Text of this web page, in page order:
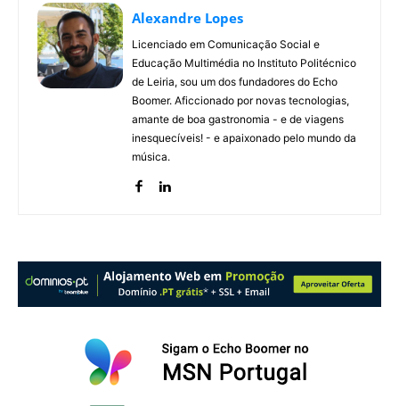
Alexandre Lopes
Licenciado em Comunicação Social e
Educação Multimédia no Instituto Politécnico
de Leiria, sou um dos fundadores do Echo
Boomer. Aficcionado por novas tecnologias,
amante de boa gastronomia - e de viagens
inesquecíveis! - e apaixonado pelo mundo da
música.